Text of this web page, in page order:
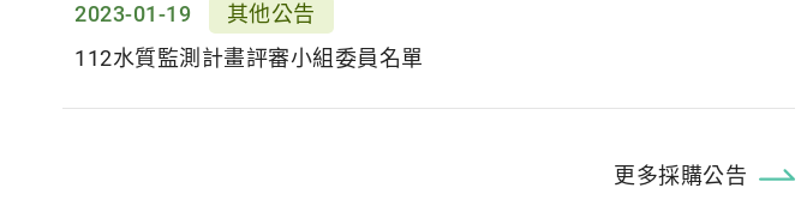
2023-01-19
其他公告
112水質監測計畫評審小組委員名單
更多採購公告